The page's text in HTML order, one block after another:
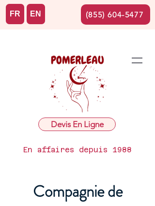
Devis En Ligne
En affaires depuis 1988
FR EN (855) 604-5477
Compagnie de